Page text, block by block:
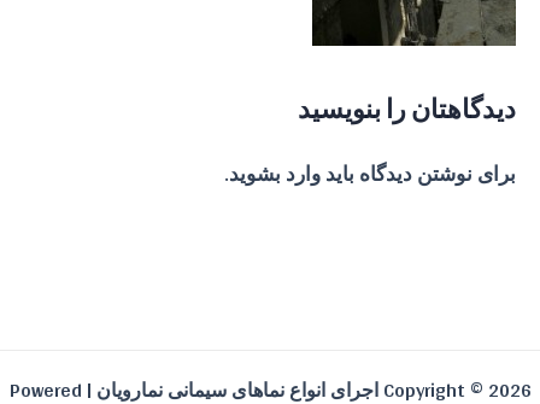
دیدگاهتان را بنویسید
برای نوشتن دیدگاه بایدوارد بشوید.
Copyright © 2026 اجرای انواع نماهای سیمانی نمارویان | Powered